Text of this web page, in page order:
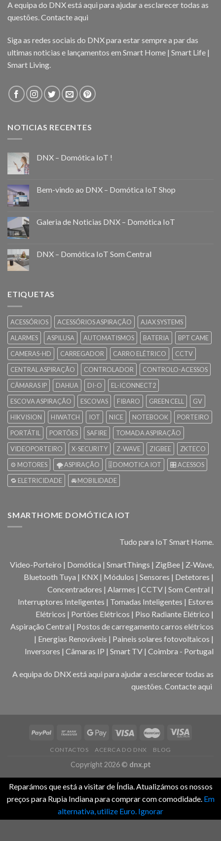
A equipa do DNX está aqui para ajudar a esclarecer todas as
questões.Contacte aqui
Siga as redes sociais do DNX para estar sempre a par das
ultimas noticias e lançamentos em Smart Home | Smart Life |
Smart Living.
NOTICIAS RECENTES
DNX – Domótica IoT !
Bem-vindo ao DNX – Domótica IoT Shop
Galeria de Noticias DNX – Domótica IoT
DNX – Domótica IoT Som Central
ETIQUETAS
ACESSÓRIOS ACESSÓRIOS ASPIRAÇÃO
AJAX SYSTEMS
ALARMES
ASPILUSA AUTOMATISMOS BATERIA
BPT CAME
CAMERAS-HD
CARREGADOR CARRO ELÉTRICO
CCTV
CENTRAL ASPIRAÇÃO
CONTROLADOR
CONTROLO-ACESSOS
CÂMARAS IP
DAHUA DI-O
EL-ICONNECT2
ESCOVA ASPIRAÇÃO
ESCOVAS FIBARO GREEN CELL
GV
HIKVISION
HIWATCH IOT NICE NOTEBOOK
PORTEIRO
PORTÁTIL
PORTÕES SAFIRE
TOMADA ASPIRAÇÃO
VIDEOPORTEIRO
X-SECURITY Z-WAVE ZIGBEE
ZKTECO
⚙️ MOTORES
🌪️ ASPIRAÇÃO 🎚️ DOMOTICA IOT
🎛️ ACESSOS
🔁 ELETRICIDADE
🚘 MOBILIDADE
SMARTHOME DOMÓTICA IOT
Tudo para IoT Smart Home.
Video-Porteiro | Domótica | SmartThings | ZigBee | Z-Wave,
Bluetooth Tuya | KNX | Módulos | Sensores | Detetores |
Concentradores | Alarmes | CCTV | Som Central |
Interruptores Inteligentes | Tomadas Inteligentes | Estores
Elétricos | Portões Elétricos | Piso Radiante Elétrico |
Aspiração Central | Postos de carregamento carros elétricos
| Energias Renováveis | Paineis solares fotovoltaicos |
Inversores | Câmaras IP | Smart TV | Coimbra - Portugal
A equipa do DNX está aqui para ajudar a esclarecer todas as
questões.Contacte aqui
CONTACTOS ACERCA DO DNX BLOG
Copyright 2026 © dnx.pt
Reparámos que está a visitar de Índia. Atualizámos os nossos
preços para Rupia Indiana para comprar com comodidade. Em
alternativa, utilize Euro. Ignorar